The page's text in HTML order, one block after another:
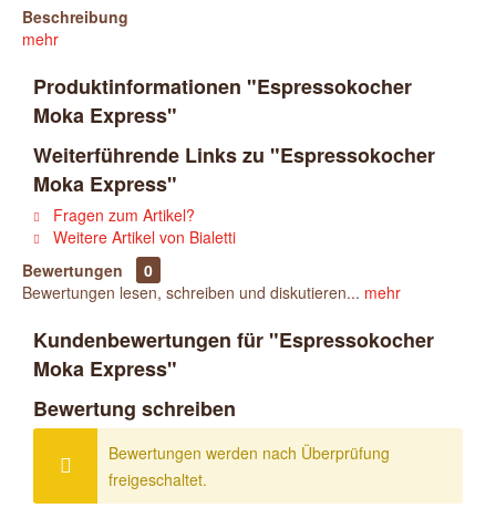
Beschreibung
mehr
Produktinformationen "Espressokocher
Moka Express"
Weiterführende Links zu "Espressokocher
Moka Express"
Fragen zum Artikel?
Weitere Artikel von Bialetti
Bewertungen
0
Bewertungen lesen, schreiben und diskutieren... mehr
Kundenbewertungen für "Espressokocher
Moka Express"
Bewertung schreiben
Bewertungen werden nach Überprüfung
freigeschaltet.